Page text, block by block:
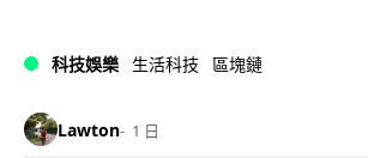
科技娛樂 生活科技 區塊鏈
Lawton 1 日